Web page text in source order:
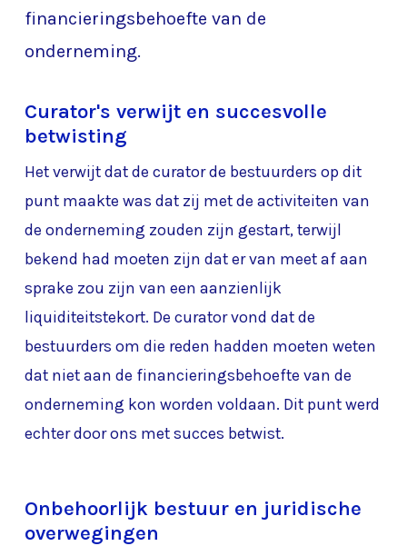
financieringsbehoefte van de
onderneming.
Curator's verwijt en succesvolle
betwisting
Het verwijt dat de curator de bestuurders op dit
punt maakte was dat zij met de activiteiten van
de onderneming zouden zijn gestart, terwijl
bekend had moeten zijn dat er van meet af aan
sprake zou zijn van een aanzienlijk
liquiditeitstekort. De curator vond dat de
bestuurders om die reden hadden moeten weten
dat niet aan de financieringsbehoefte van de
onderneming kon worden voldaan. Dit punt werd
echter door ons met succes betwist.
Onbehoorlijk bestuur en juridische
overwegingen